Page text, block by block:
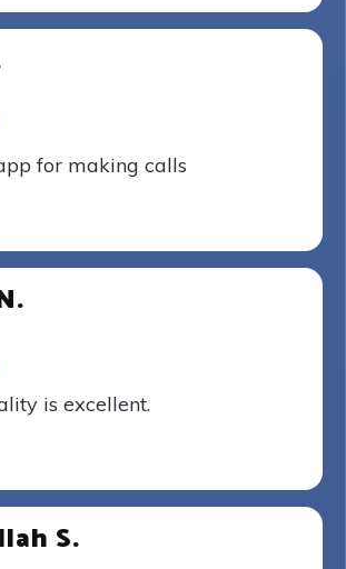
for making calls
is excellent.
S.